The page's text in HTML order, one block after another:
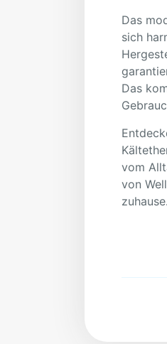
Das
sich
Das
vom
von
zuhause.